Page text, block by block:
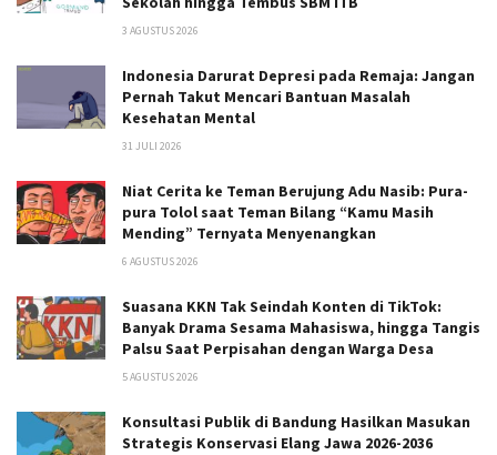
3 AGUSTUS 2026
Indonesia Darurat Depresi pada Remaja: Jangan
Pernah Takut Mencari Bantuan Masalah
Kesehatan Mental
31 JULI 2026
Niat Cerita ke Teman Berujung Adu Nasib: Pura-
pura Tolol saat Teman Bilang “Kamu Masih
Mending” Ternyata Menyenangkan
6 AGUSTUS 2026
Suasana KKN Tak Seindah Konten di TikTok:
Banyak Drama Sesama Mahasiswa, hingga Tangis
Palsu Saat Perpisahan dengan Warga Desa
5 AGUSTUS 2026
Konsultasi Publik di Bandung Hasilkan Masukan
Strategis Konservasi Elang Jawa 2026-2036